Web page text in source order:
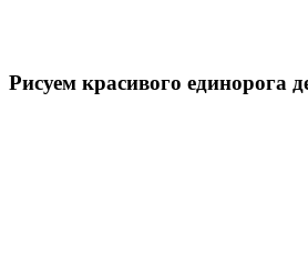
Рисуем красивого единорога